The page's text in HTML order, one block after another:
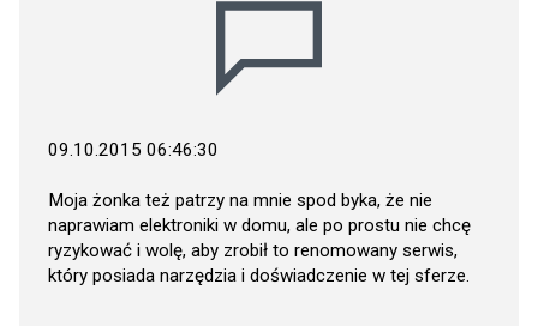
09.10.2015 06:46:30
Moja żonka też patrzy na mnie spod byka, że nie
naprawiam elektroniki w domu, ale po prostu nie chcę
ryzykować i wolę, aby zrobił to renomowany serwis,
który posiada narzędzia i doświadczenie w tej sferze.